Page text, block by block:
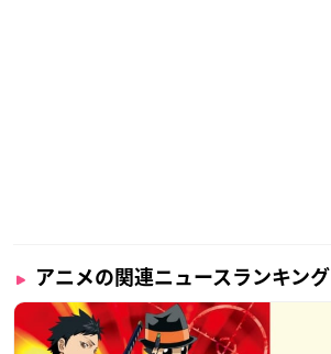
アニメの関連ニュースランキング